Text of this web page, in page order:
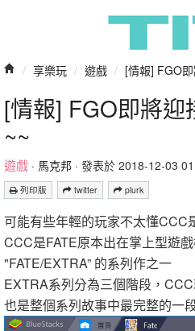
/ 享樂玩 / 遊戲 / [情報] FGO
[情報] FGO即將迎
~~
遊戲 · 馬克邦 · 發表於 2018-12-03
列印版 twitter plurk
可能有些年輕的玩家不太懂CCC
CCC是FATE原本出在掌上型遊
"FATE/EXTRA” 的系列作之一
EXTRA系列分為三個階段，
也是整個系列故事中最完整的一